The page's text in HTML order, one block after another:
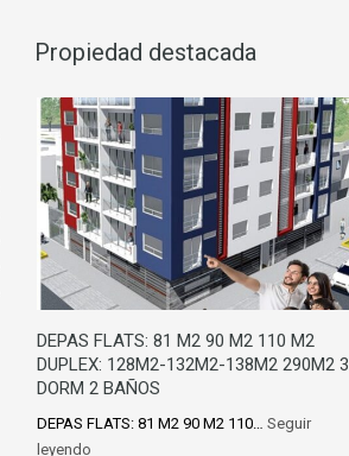
Propiedad destacada
DEPAS FLATS: 81 M2 90 M2 110 M2
DUPLEX: 128M2-132M2-138M2 290M2 3
DORM 2 BAÑOS
DEPAS FLATS: 81 M2 90 M2 110… Seguir
leyendo